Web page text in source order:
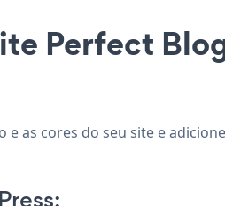
Perfect
as cores do seu site e